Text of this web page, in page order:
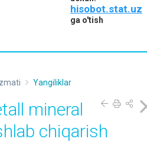
hisobot.stat.uz
ga o'tish
Yangiliklar
mineral
chiqarish